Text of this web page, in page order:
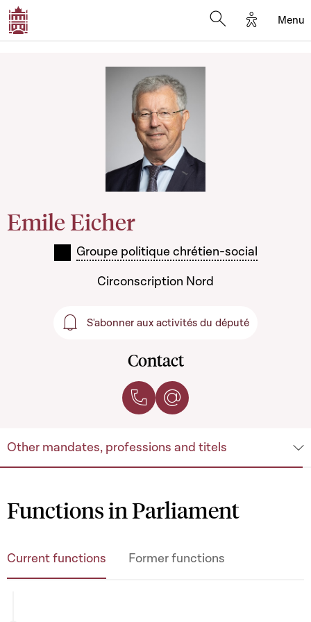
Options
Menu
Emile Eicher
Groupe politique chrétien-social
Circonscription Nord
S'abonner aux activités du député
S'abonner aux activités du
Contact
Contact by phone
Contact by e-mail
Other mandates, professions and titels
Functions in Parliament
Current functions Former functions